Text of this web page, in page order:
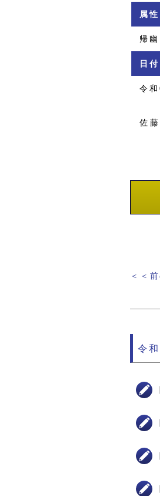
属性
帰幽
日付
令
佐藤
＜＜
令